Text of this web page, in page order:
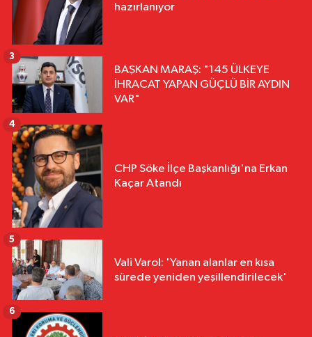
hazırlanıyor
BAŞKAN MARAŞ: "145 ÜLKEYE
İHRACAT YAPAN GÜÇLÜ BİR AYDIN
VAR"
3
CHP Söke İlçe Başkanlığı'na Erkan
Kaçar Atandı
4
Vali Varol: 'Yanan alanlar en kısa
sürede yeniden yeşillendirilecek'
5
6